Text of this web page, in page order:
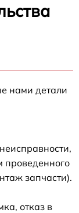
нами детали
проведенного
запчасти).
отказ в